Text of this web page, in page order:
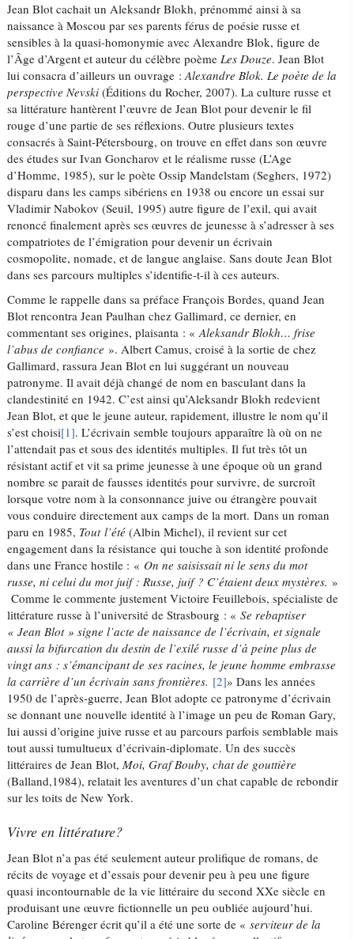
Jean Blot cachait un Aleksandr Blokh, prénommé ainsi à sa
naissance à Moscou par ses parents férus de poésie russe et
sensibles à la quasi-homonymie avec Alexandre Blok, figure de
l’Âge d’Argent et auteur du célèbre poèmeLes Douze. Jean Blot
lui consacra d’ailleurs un ouvrage :Alexandre Blok. Le poète de la
perspective Nevski (Éditions du Rocher, 2007). La culture russe et
sa littérature hantèrent l’œuvre de Jean Blot pour devenir le fil
rouge d’une partie de ses réflexions. Outre plusieurs textes
consacrés à Saint-Pétersbourg, on trouve en effet dans son œuvre
des études sur Ivan Goncharov et le réalisme russe (L’Age
d’Homme, 1985), sur le poète Ossip Mandelstam (Seghers, 1972)
disparu dans les camps sibériens en 1938 ou encore un essai sur
Vladimir Nabokov (Seuil, 1995) autre figure de l’exil, qui avait
renoncé finalement après ses œuvres de jeunesse à s’adresser à ses
compatriotes de l’émigration pour devenir un écrivain
cosmopolite, nomade, et de langue anglaise. Sans doute Jean Blot
dans ses parcours multiples s’identifie-t-il à ces auteurs.
Comme le rappelle dans sa préface François Bordes, quand Jean
Blot rencontra Jean Paulhan chez Gallimard, ce dernier, en
commentant ses origines, plaisanta : «Aleksandr Blokh… frise
l’abus de confiance». Albert Camus, croisé à la sortie de chez
Gallimard, rassura Jean Blot en lui suggérant un nouveau
patronyme. Il avait déjà changé de nom en basculant dans la
clandestinité en 1942. C’est ainsi qu’Aleksandr Blokh redevient
Jean Blot, et que le jeune auteur, rapidement, illustre le nom qu’il
s’est choisi[1]. L’écrivain semble toujours apparaître là où on ne
l’attendait pas et sous des identités multiples. Il fut très tôt un
résistant actif et vit sa prime jeunesse à une époque où un grand
nombre se parait de fausses identités pour survivre, de surcroît
lorsque votre nom à la consonnance juive ou étrangère pouvait
vous conduire directement aux camps de la mort. Dans un roman
paru en 1985, Tout l’été (Albin Michel), il revient sur cet
engagement dans la résistance qui touche à son identité profonde
dans une France hostile : « On ne saisissait ni le sens du mot
russe, ni celui du mot juif : Russe, juif ? C’étaient deux mystères. »
Comme le commente justement Victoire Feuillebois, spécialiste de
littérature russe à l’université de Strasbourg : «Se rebaptiser
« Jean Blot » signe l’acte de naissance de l’écrivain, et signale
aussi la bifurcation du destin de l’exilé russe d’à peine plus de
vingt ans : s’émancipant de ses racines, le jeune homme embrasse
la carrière d’un écrivain sans frontières. [2]» Dans les années
1950 de l’après-guerre, Jean Blot adopte ce patronyme d’écrivain
se donnant une nouvelle identité à l’image un peu de Roman Gary,
lui aussi d’origine juive russe et au parcours parfois semblable mais
tout aussi tumultueux d’écrivain-diplomate. Un des succès
littéraires de Jean Blot,Moi, Graf Bouby, chat de gouttière
(Balland,1984), relatait les aventures d’un chat capable de rebondir
sur les toits de New York.
Vivre en littérature?
Jean Blot n’a pas été seulement auteur prolifique de romans, de
récits de voyage et d’essais pour devenir peu à peu une figure
quasi incontournable de la vie littéraire du second XXe siècle en
produisant une œuvre fictionnelle un peu oubliée aujourd’hui.
Caroline Bérenger écrit qu’il a été une sorte de «serviteur de la